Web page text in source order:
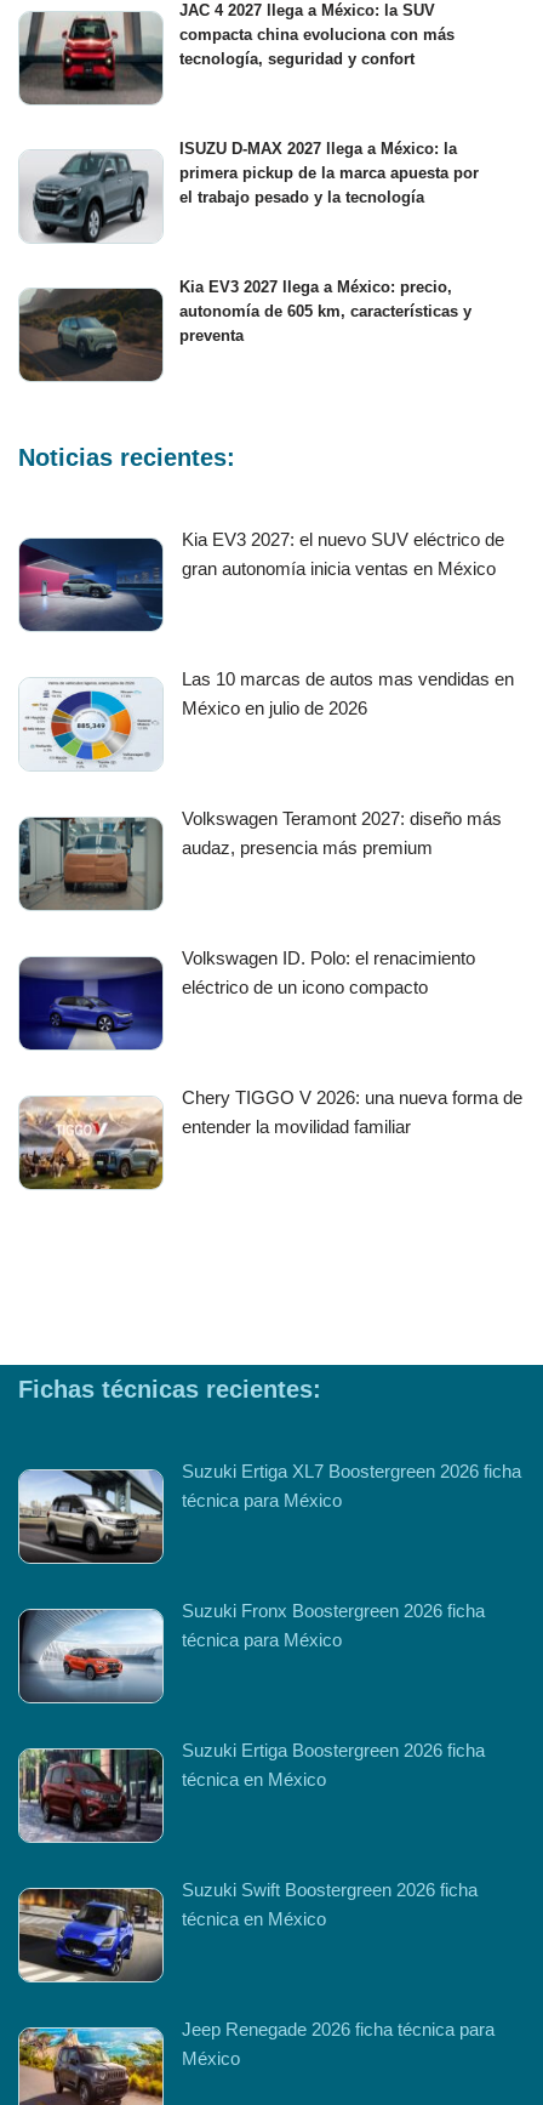
JAC 4 2027 llega a México: la SUV
compacta china evoluciona con más
tecnología, seguridad y confort
ISUZU D-MAX 2027 llega a México: la
primera pickup de la marca apuesta por
el trabajo pesado y la tecnología
Kia EV3 2027 llega a México: precio,
autonomía de 605 km, características y
preventa
Noticias recientes:
Kia EV3 2027: el nuevo SUV eléctrico de
gran autonomía inicia ventas en México
Las 10 marcas de autos mas vendidas en
México en julio de 2026
Volkswagen Teramont 2027: diseño más
audaz, presencia más premium
Volkswagen ID. Polo: el renacimiento
eléctrico de un icono compacto
Chery TIGGO V 2026: una nueva forma de
entender la movilidad familiar
Fichas técnicas recientes:
Suzuki Ertiga XL7 Boostergreen 2026 ficha
técnica para México
Suzuki Fronx Boostergreen 2026 ficha
técnica para México
Suzuki Ertiga Boostergreen 2026 ficha
técnica en México
Suzuki Swift Boostergreen 2026 ficha
técnica en México
Jeep Renegade 2026 ficha técnica para
México